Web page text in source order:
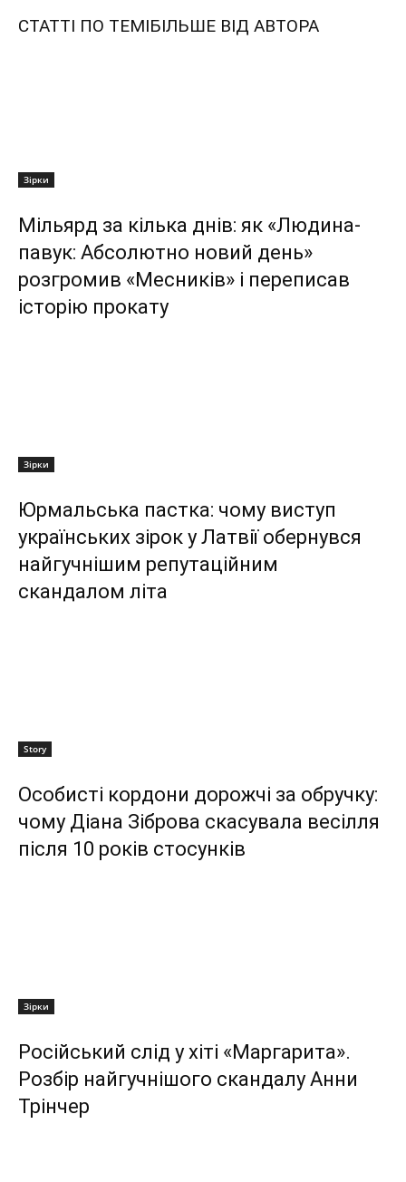
СТАТТІ ПО ТЕМІБІЛЬШЕ ВІД АВТОРА
Зірки
Мільярд за кілька днів: як «Людина-
павук: Абсолютно новий день»
розгромив «Месників» і переписав
історію прокату
Зірки
Юрмальська пастка: чому виступ
українських зірок у Латвії обернувся
найгучнішим репутаційним
скандалом літа
Story
Особисті кордони дорожчі за обручку:
чому Діана Зіброва скасувала весілля
після 10 років стосунків
Зірки
Російський слід у хіті «Маргарита».
Розбір найгучнішого скандалу Анни
Трінчер